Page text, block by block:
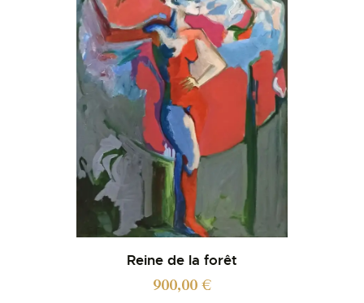
Reine de la forêt
900,00€